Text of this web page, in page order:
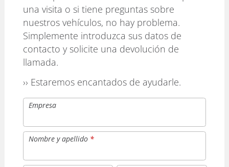
una visita o si tiene preguntas sobre
nuestros vehículos, no hay problema.
Simplemente introduzca sus datos de
contacto y solicite una devolución de
llamada.
›› Estaremos encantados de ayudarle.
Empresa
Nombre y apellido *